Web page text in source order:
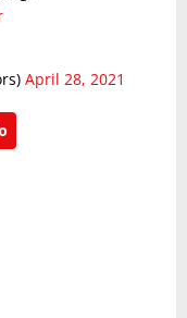
April 28, 2021